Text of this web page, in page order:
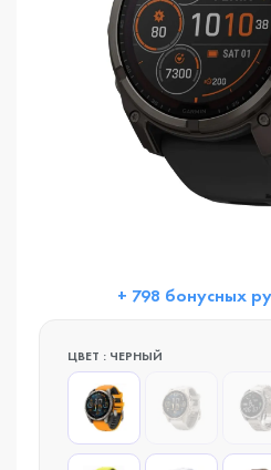
+ 798 бонусных
ЦВЕТ : ЧЕРНЫЙ